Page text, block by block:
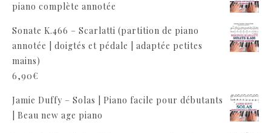
piano complète annotée
Sonate K.466 – Scarlatti (partition de piano
annotée | doigtés et pédale | adaptée petites
mains)
6,90€
Jamie Duffy – Solas | Piano facile pour débutants
| Beau new age piano